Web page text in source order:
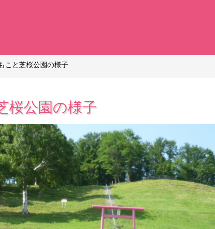
こと芝桜公園の様子
桜公園の様子